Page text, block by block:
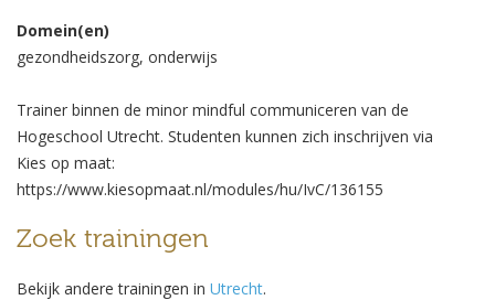
Domein(en)
gezondheidszorg, onderwijs
Trainer binnen de minor mindful communiceren van de
Hogeschool Utrecht. Studenten kunnen zich inschrijven via
Kies op maat:
https://www.kiesopmaat.nl/modules/hu/IvC/136155
Zoek trainingen
Bekijk andere trainingen in Utrecht.